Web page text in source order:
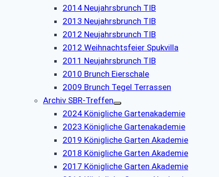
2014 Neujahrsbrunch TIB
2013 Neujahrsbrunch TIB
2012 Neujahrsbrunch TIB
2012 Weihnachtsfeier Spukvilla
2011 Neujahrsbrunch TIB
2010 Brunch Eierschale
2009 Brunch Tegel Terrassen
Archiv SBR-Treffen
2024 Königliche Gartenakademie
2023 Königliche Gartenakademie
2019 Königliche Garten Akademie
2018 Königliche Garten Akademie
2017 Königliche Garten Akademie